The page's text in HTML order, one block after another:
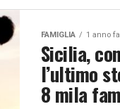
FAMIGLIA 1 anno fa
Sicilia,
l’ultimo
8 mila